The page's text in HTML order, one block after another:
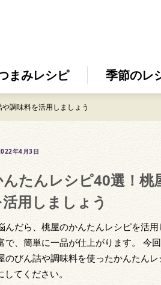
まみレシピ 季節のレ
調味料を活用しましょう
年4月3日
たんレシピ40選！桃
用しましょう
だら、桃屋のかんたんレシピを活用
で、簡単に一品が仕上がります。 今
のびん詰や調味料を使ったかんたん
てください。